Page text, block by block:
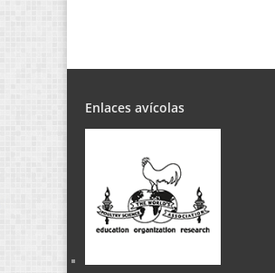
Enlaces avícolas